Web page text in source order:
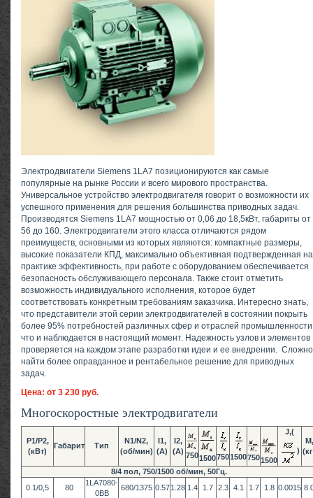
Электродвигатели Siemens 1LA7 позиционируются как самые
популярные на рынке России и всего мирового пространства.
Универсальное устройство электродвигателя говорит о возможности их
успешного применения для решения большинства приводных задач.
Производятся Siemens 1LA7 мощностью от 0,06 до 18,5кВт, габариты от
56 до 160. Электродвигатели этого класса отличаются рядом
преимуществ, основными из которых являются: компактные размеры,
высокие показатели КПД, максимально объективная подтвержденная на
практике эффективность, при работе с оборудованием обеспечивается
безопасность обслуживающего персонала. Также стоит отметить
возможность индивидуального исполнения, которое будет
соответствовать конкретным требованиям заказчика. Интересно знать,
что представители этой серии электродвигателей в состоянии покрыть
более 95% потребностей различных сфер и отраслей
что и наблюдается в настоящий момент. Надежность узлов и элементов
проверяется на каждом этапе разработки идеи и ее внедрении. Сложно
найти более оправданное и рентабельное решение для приводных
задач.
Цена: от 3 230 руб.
Многоскоростные электродвигатели
P1/P2,
(кВт)
Габарит Тип
N1/N2,
(об/мин)
I1,
(А)
I2,
(А)
750150075015007501500
J,(
)
M,
8/4 пол, 750/1500 об/мин, 50Гц.
0.1/0,5
80
1LA7080-
0BB
680/1375 0.571.28 1.4 1.7 2.3 4.1 1.7 1.8 0.0015